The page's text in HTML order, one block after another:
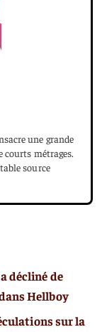
une grande
métrages.
source
décliné de
Hellboy
sur la